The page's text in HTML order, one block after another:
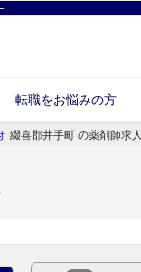
転職をお悩みの方
綴喜郡井手町 の薬剤師求人